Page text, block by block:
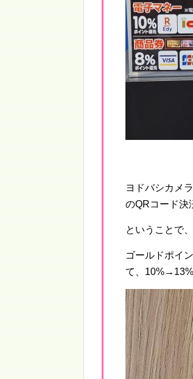
ヨドバシカメ
のQRコード決
ということで
ゴールドポイ
て、